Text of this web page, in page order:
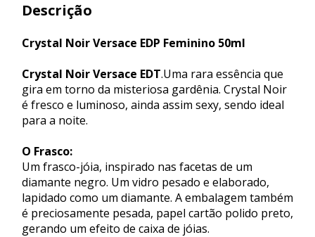
Descrição
Crystal Noir Versace EDP Feminino 50ml
Crystal Noir Versace EDT.Uma rara essência que
gira em torno da misteriosa gardênia. Crystal Noir
é fresco e luminoso, ainda assim sexy, sendo ideal
para a noite.
O Frasco:
Um frasco-jóia, inspirado nas facetas de um
diamante negro. Um vidro pesado e elaborado,
lapidado como um diamante. A embalagem também
é preciosamente pesada, papel cartão polido preto,
gerando um efeito de caixa de jóias.